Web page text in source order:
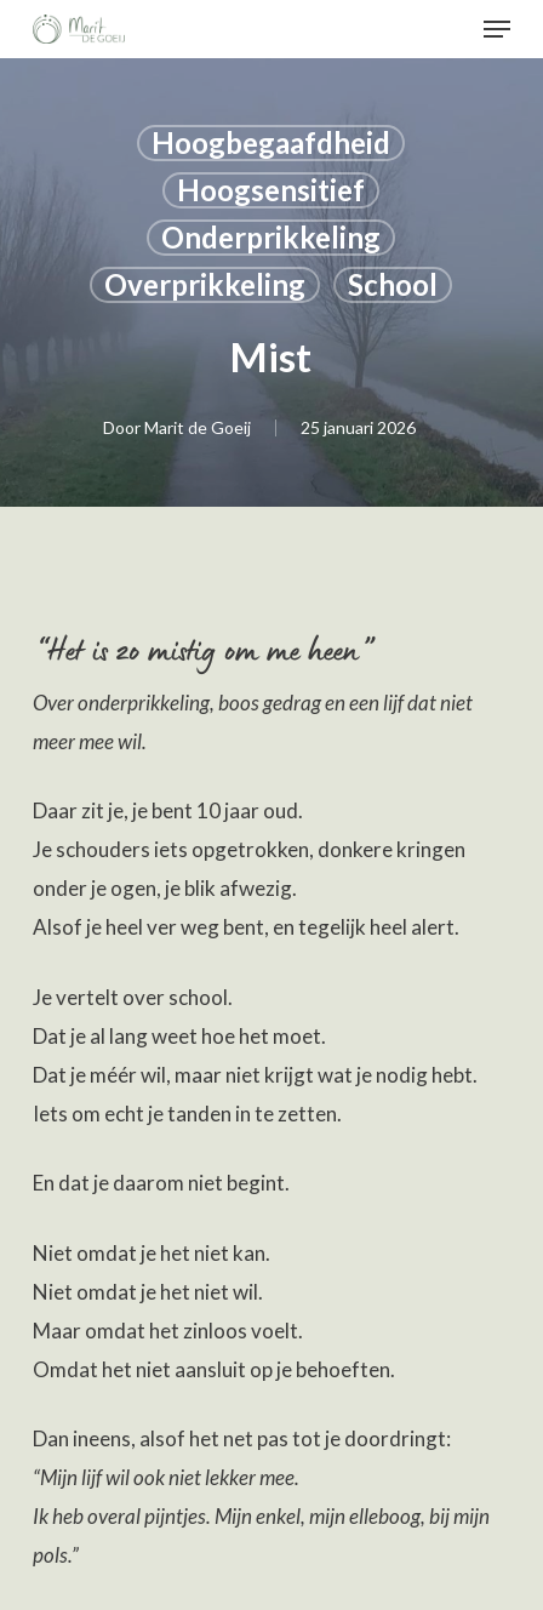
Skip
to
Menu
Hoogbegaafdheid
Hoogsensitief
Onderprikkeling
Overprikkeling
School
Mist
DoorMarit de Goeij 25 januari 2026
“Het is zo mistig om me heen”
Over onderprikkeling, boos gedrag en een lijf dat niet
meer mee wil.
Daar zit je, je bent 10 jaar oud.
Je schouders iets opgetrokken, donkere kringen
onder je ogen, je blik afwezig.
Alsof je heel ver weg bent, en tegelijk heel alert.
Je vertelt over school.
Dat je al lang weet hoe het moet.
Dat je méér wil, maar niet krijgt wat je nodig hebt.
Iets om echt je tanden in te zetten.
En dat je daarom niet begint.
Niet omdat je het niet kan.
Niet omdat je het niet wil.
Maar omdat het zinloos voelt.
Omdat het niet aansluit op je behoeften.
Dan ineens, alsof het net pas tot je doordringt:
“Mijn lijf wil ook niet lekker mee.
Ik heb overal pijntjes. Mijn enkel, mijn elleboog, bij mijn
pols.”